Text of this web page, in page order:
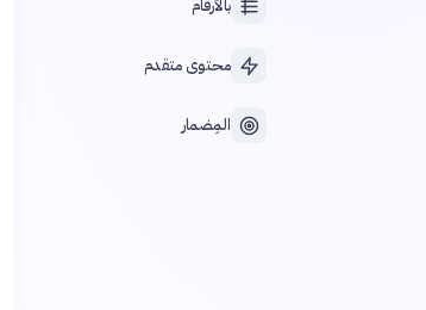
بالأرقام
محتوى متقدم
المِضمار